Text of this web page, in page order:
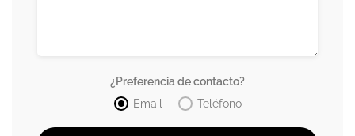
¿Preferencia de contacto?
Email
Teléfono